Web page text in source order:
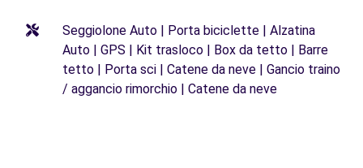
Seggiolone Auto | Porta biciclette | Alzatina
Auto | GPS | Kit trasloco | Box da tetto | Barre
tetto | Porta sci | Catene da neve | Gancio traino
/ aggancio rimorchio | Catene da neve